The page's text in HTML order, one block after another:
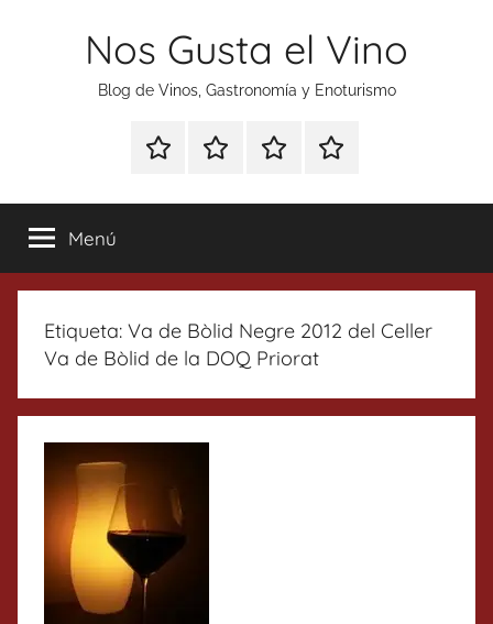
Nos Gusta el Vino
Blog de Vinos, Gastronomía y Enoturismo
Especial
Tonics
Enoturismo
Gastronomía
RankingContacto
Menú
Etiqueta: Va de Bòlid Negre 2012 del Celler
Va de Bòlid de la DOQ Priorat